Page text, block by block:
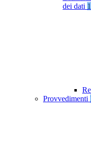
dei dati 1
Provvedimenti